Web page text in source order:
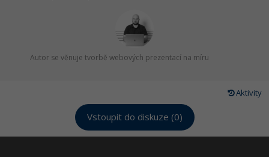
Autor se věnuje tvorbě webových prezentací na míru
Aktivity
Vstoupit do diskuze (0)